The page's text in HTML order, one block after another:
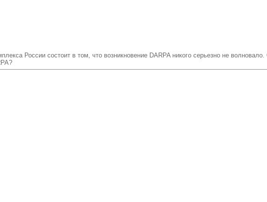
России состоит в том, что возникновение DARPA никого серьезно не